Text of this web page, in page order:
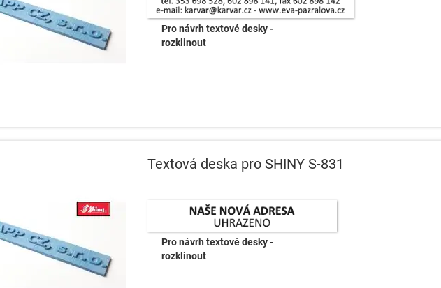
Pro návrh textové desky -
rozklinout
Textová deska pro SHINY S-831
Pro návrh textové desky -
rozklinout